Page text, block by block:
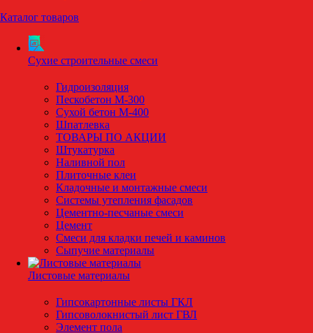
Каталог товаров
Сухие строительные смеси
Гидроизоляция
Пескобетон М-300
Сухой бетон М-400
Шпатлевка
ТОВАРЫ ПО АКЦИИ
Штукатурка
Наливной пол
Плиточные клеи
Кладочные и монтажные смеси
Системы утепления фасадов
Цементно-песчаные смеси
Цемент
Смеси для кладки печей и каминов
Сыпучие материалы
Листовые материалы
Гипсокартонные листы ГКЛ
Гипсоволокнистый лист ГВЛ
Элемент пола